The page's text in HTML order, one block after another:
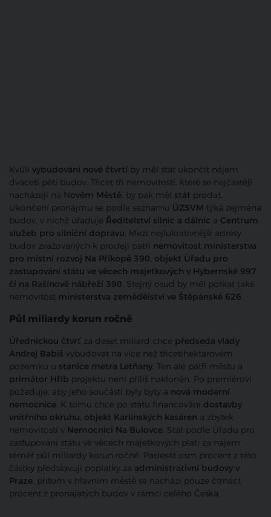
Kvůli vybudování nové čtvrti by měl stát ukončit nájem
dvaceti pěti budov. Třicet tři nemovitostí, které se nejčastěji
nacházejí na Novém Městě, by pak měl stát prodat.
Ukončení pronájmu se podle seznamu ÚZSVM týká zejména
budov, v nichž úřaduje Ředitelství silnic a dálnic a Centrum
služeb pro silniční dopravu. Mezi nejlukrativnější adresy
budov zvažovaných k prodeji patří nemovitost ministerstva
pro místní rozvoj Na Příkopě 390, objekt Úřadu pro
zastupování státu ve věcech majetkových v Hybernské 997
či na Rašínově nábřeží 390. Stejný osud by měl potkat také
nemovitost ministerstva zemědělství ve Štěpánské 626.
Půl miliardy korun ročně
Úřednickou čtvrť za deset miliard chce předseda vlády
Andrej Babiš vybudovat na více než třicetihektarovém
pozemku u stanice metra Letňany. Ten ale patří městu a
primátor Hřib projektu není příliš nakloněn. Po premiérovi
požaduje, aby jeho součástí byly byty a nová moderní
nemocnice. K tomu chce po státu financování dostavby
vnitřního okruhu, objekt Karlínských kasáren a zbytek
nemovitostí v Nemocnici Na Bulovce. Stát podle Úřadu pro
zastupování státu ve věcech majetkových platí za nájem
téměř půl miliardy korun ročně. Padesát osm procent z této
částky představují poplatky za administrativní budovy v
Praze, přitom v hlavním městě se nachází pouze čtrnáct
procent z pronajatých budov v rámci celého Česka.